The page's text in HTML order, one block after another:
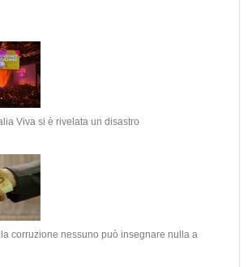
Viva si è rivelata un disastro
corruzione nessuno può insegnare nulla a